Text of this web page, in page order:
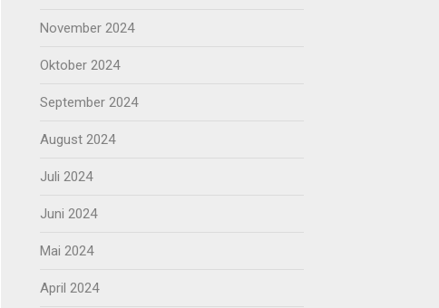
November 2024
Oktober 2024
September 2024
August 2024
Juli 2024
Juni 2024
Mai 2024
April 2024